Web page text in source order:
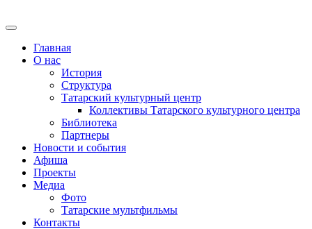
Главная
О нас
История
Структура
Татарский культурный центр
Коллективы Татарского культурного центра
Библиотека
Партнеры
Новости и события
Афиша
Проекты
Медиа
Фото
Татарские мультфильмы
Контакты